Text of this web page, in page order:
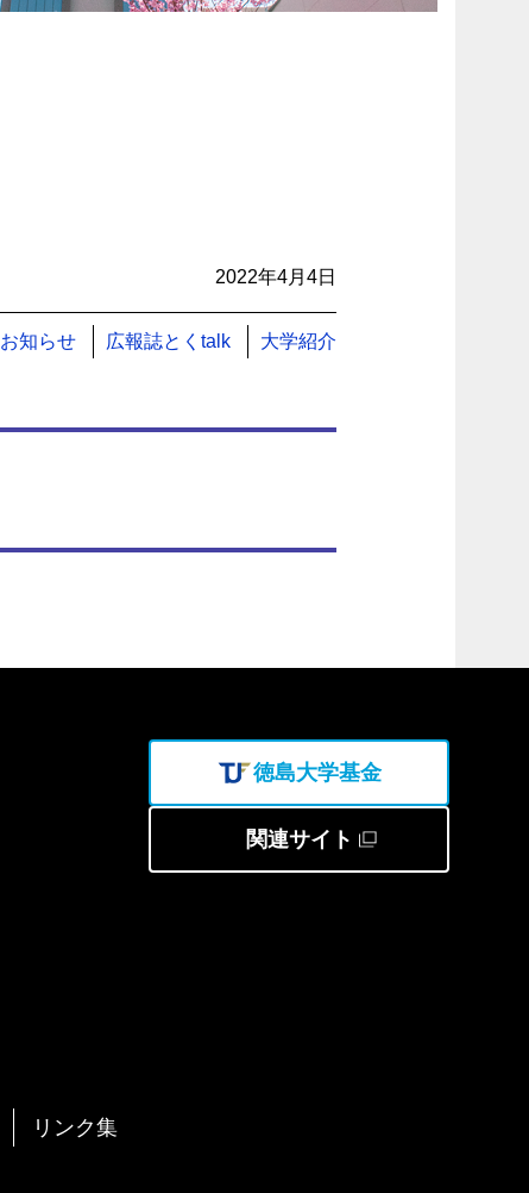
2022年4月4日
お知らせ 広報誌とくtalk 大学紹介
徳島大学基金
関連サイト
リンク集